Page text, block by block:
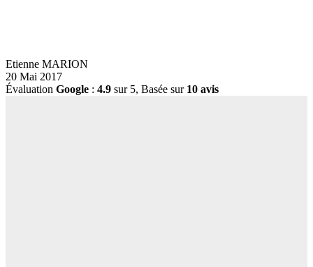
Etienne MARION
20 Mai 2017
Évaluation Google : 4.9 sur 5, Basée sur 10 avis